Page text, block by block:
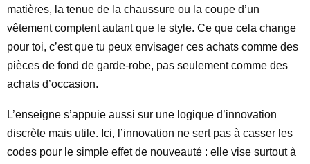
matières, la tenue de la chaussure ou la coupe d’un
vêtement comptent autant que le style. Ce que cela change
pour toi, c’est que tu peux envisager ces achats comme des
pièces de fond de garde-robe, pas seulement comme des
achats d’occasion.
L’enseigne s’appuie aussi sur une logique d’innovation
discrète mais utile. Ici, l’innovation ne sert pas à casser les
codes pour le simple effet de nouveauté : elle vise surtout à